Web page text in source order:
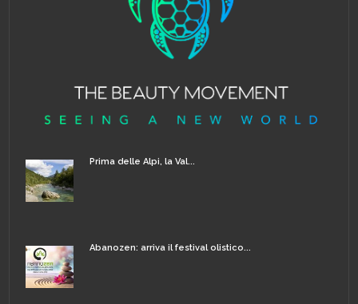
Prima delle Alpi, la Val...
Abanozen: arriva il festival olistico...